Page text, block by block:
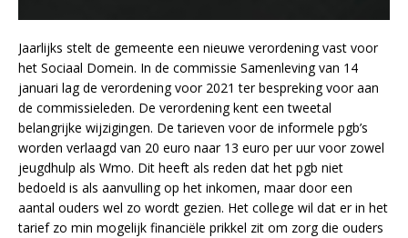
Jaarlijks stelt de gemeente een nieuwe verordening vast voor
het Sociaal Domein. In de commissie Samenleving van 14
januari lag de verordening voor 2021 ter bespreking voor aan
de commissieleden. De verordening kent een tweetal
belangrijke wijzigingen. De tarieven voor de informele pgb’s
worden verlaagd van 20 euro naar 13 euro per uur voor zowel
jeugdhulp als Wmo. Dit heeft als reden dat het pgb niet
bedoeld is als aanvulling op het inkomen, maar door een
aantal ouders wel zo wordt gezien. Het college wil dat er in het
tarief zo min mogelijk financiële prikkel zit om zorg die ouders